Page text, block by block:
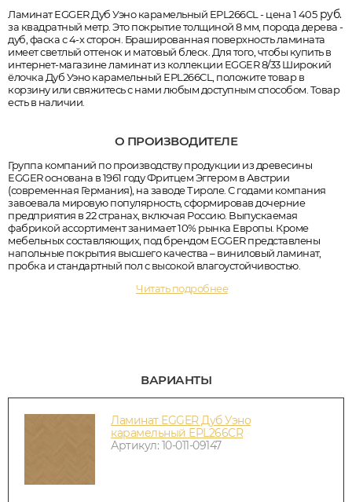
Ламинат EGGER Дуб Уэно карамельный EPL266CL - цена 1 405руб.
за квадратный метр. Это покрытие толщиной 8 мм, порода дерева -
дуб, фаска с 4-х сторон. Брашированная поверхность ламината
имеет светлый оттенок и матовый блеск. Для того, чтобы купить в
интернет-магазине ламинат из коллекции EGGER 8/33 Широкий
ёлочка Дуб Уэно карамельный EPL266CL, положите товар в
корзину или свяжитесь с нами любым доступным способом. Товар
есть в наличии.
О ПРОИЗВОДИТЕЛЕ
Группа компаний по производству продукции из древесины
EGGER основана в 1961 году Фритцем Эггером в Австрии
(современная Германия), на заводе Тироле. С годами компания
завоевала мировую популярность, сформировав дочерние
предприятия в 22 странах, включая Россию. Выпускаемая
фабрикой ассортимент занимает 10% рынка Европы. Кроме
мебельных составляющих, под брендом EGGER представлены
напольные покрытия высшего качества – виниловый ламинат,
пробка и стандартный пол с высокой влагоустойчивостью.
Читать подробнее
ВАРИАНТЫ
Ламинат EGGER Дуб Уэно
карамельный EPL266CR
Артикул: 10-011-09147